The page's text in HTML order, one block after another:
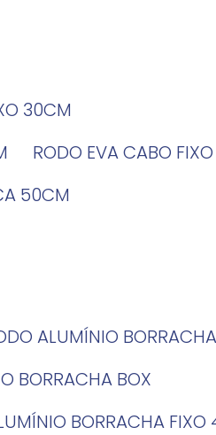
30CM
RODO EVA CABO
50CM
ALUMÍNIO
BORRACHA BOX
BORRACHA